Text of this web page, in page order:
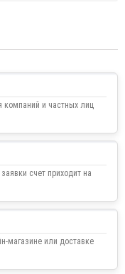
компаний и частных лиц
счет приходит на
магазине или доставке